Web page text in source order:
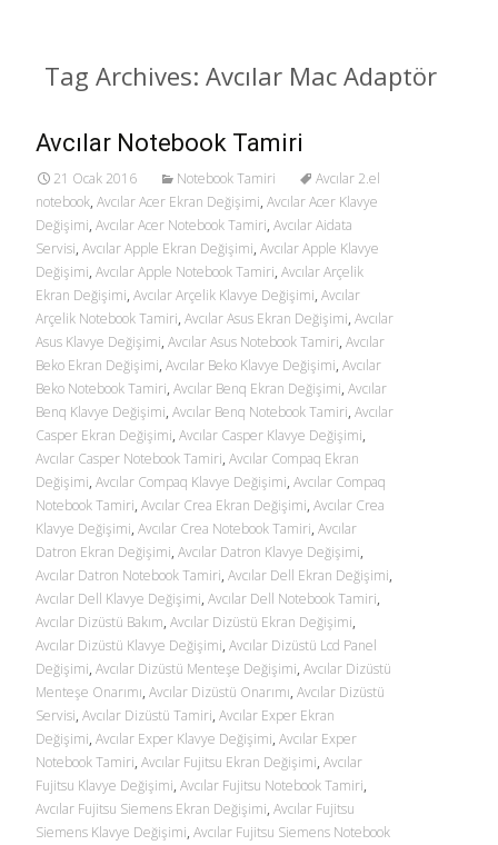
Tag Archives: Avcılar Mac Adaptör
Avcılar Notebook Tamiri
21 Ocak 2016 Notebook Tamiri
Avcılar 2.el
notebook, Avcılar Acer Ekran Değişimi, Avcılar Acer Klavye
Değişimi, Avcılar Acer Notebook Tamiri, Avcılar Aidata
Servisi, Avcılar Apple Ekran Değişimi, Avcılar Apple Klavye
Değişimi, Avcılar Apple Notebook Tamiri, Avcılar Arçelik
Ekran Değişimi, Avcılar Arçelik Klavye Değişimi, Avcılar
Arçelik Notebook Tamiri, Avcılar Asus Ekran Değişimi, Avcılar
Asus Klavye Değişimi, Avcılar Asus Notebook Tamiri, Avcılar
Beko Ekran Değişimi, Avcılar Beko Klavye Değişimi, Avcılar
Beko Notebook Tamiri, Avcılar Benq Ekran Değişimi, Avcılar
Benq Klavye Değişimi, Avcılar Benq Notebook Tamiri, Avcılar
Casper Ekran Değişimi, Avcılar Casper Klavye Değişimi,
Avcılar Casper Notebook Tamiri, Avcılar Compaq Ekran
Değişimi, Avcılar Compaq Klavye Değişimi, Avcılar Compaq
Notebook Tamiri, Avcılar Crea Ekran Değişimi, Avcılar Crea
Klavye Değişimi, Avcılar Crea Notebook Tamiri, Avcılar
Datron Ekran Değişimi, Avcılar Datron Klavye Değişimi,
Avcılar Datron Notebook Tamiri, Avcılar Dell Ekran Değişimi,
Avcılar Dell Klavye Değişimi, Avcılar Dell Notebook Tamiri,
Avcılar Dizüstü Bakım, Avcılar Dizüstü Ekran Değişimi,
Avcılar Dizüstü Klavye Değişimi, Avcılar Dizüstü Lcd Panel
Değişimi, Avcılar Dizüstü Menteşe Değişimi, Avcılar Dizüstü
Menteşe Onarımı, Avcılar Dizüstü Onarımı, Avcılar Dizüstü
Servisi, Avcılar Dizüstü Tamiri, Avcılar Exper Ekran
Değişimi, Avcılar Exper Klavye Değişimi, Avcılar Exper
Notebook Tamiri, Avcılar Fujitsu Ekran Değişimi, Avcılar
Fujitsu Klavye Değişimi, Avcılar Fujitsu Notebook Tamiri,
Avcılar Fujitsu Siemens Ekran Değişimi, Avcılar Fujitsu
Siemens Klavye Değişimi, Avcılar Fujitsu Siemens Notebook